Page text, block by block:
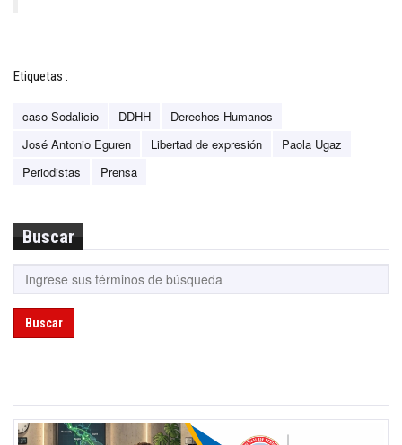
Etiquetas :
caso Sodalicio DDHH
Derechos Humanos
José Antonio Eguren
Libertad de expresión
Paola Ugaz
Periodistas
Prensa
Buscar
Buscar